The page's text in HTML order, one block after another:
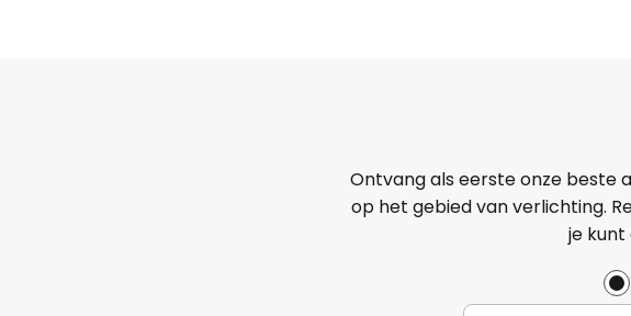
Ontvang als eerste onze beste
op het gebied van verlichting.
je kunt